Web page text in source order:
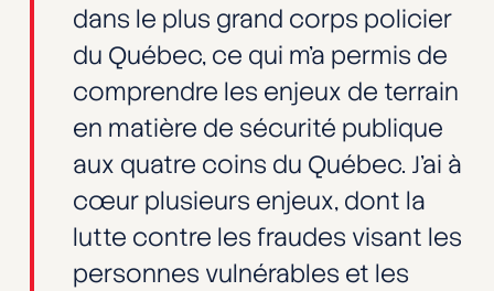
dans le plus grand corps policier
du Québec, ce qui m’a permis de
comprendre les enjeux de terrain
en matière de sécurité publique
aux quatre coins du Québec. J’ai à
cœur plusieurs enjeux, dont la
lutte contre les fraudes visant les
personnes vulnérables et les